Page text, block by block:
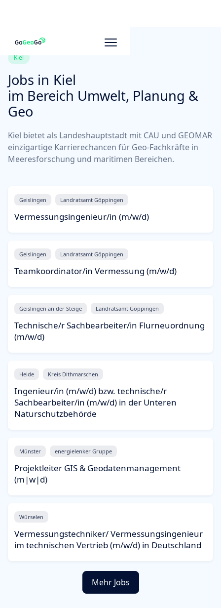
Kiel
Jobs in Kiel
im Bereich Umwelt, Planung &
Geo
Kiel bietet als Landeshauptstadt mit CAU und GEOMAR
einzigartige Karrierechancen für Geo-Fachkräfte in
Meeresforschung und maritimen Bereichen.
Geislingen Landratsamt Göppingen
Vermessungsingenieur/in (m/w/d)
Geislingen Landratsamt Göppingen
Teamkoordinator/in Vermessung (m/w/d)
Geislingen an der Steige Landratsamt Göppingen
Technische/r Sachbearbeiter/in Flurneuordnung
(m/w/d)
Heide Kreis Dithmarschen
Ingenieur/in (m/w/d) bzw. technische/r
Sachbearbeiter/in (m/w/d) in der Unteren
Naturschutzbehörde
Münster energielenker Gruppe
Projektleiter GIS & Geodatenmanagement
(m|w|d)
Würselen
Vermessungstechniker/ Vermessungsingenieur
im technischen Vertrieb (m/w/d) in Deutschland
Mehr Jobs